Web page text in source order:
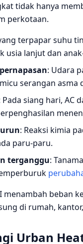
tidak hanya
perkotaan.
terpapar suhu
usia lanjut dan
: Udara
serangan asma
Pada siang hari, AC
: Reaksi kimia
paru‑paru.
terganggu:
menambah beban
di rumah,
Urban